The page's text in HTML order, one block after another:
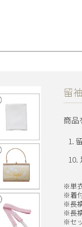
留
商品
※単
※着
※長
※長
※セ